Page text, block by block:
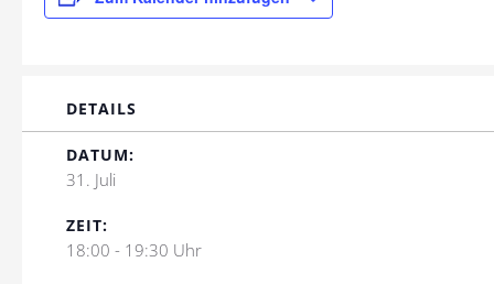
DETAILS
DATUM:
31. Juli
ZEIT:
18:00 - 19:30 Uhr